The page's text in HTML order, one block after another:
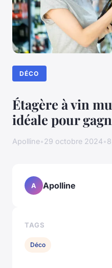
DÉCO
Étagère à vin
idéale pour
Apolline•29 octobre 2024•
A Apolline
TAGS
Déco